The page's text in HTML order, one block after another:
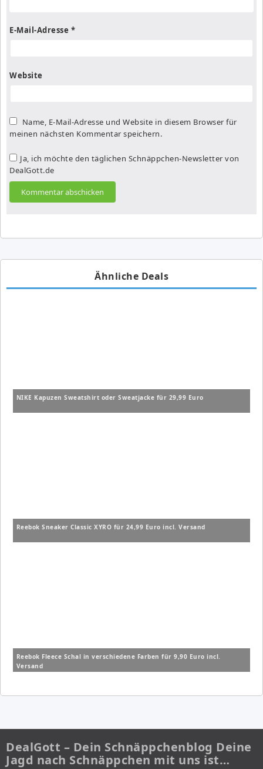
E-Mail-Adresse *
Website
Name, E-Mail-Adresse und Website in diesem Browser für
meinen nächsten Kommentar speichern.
Ja, ich möchte den täglichen Schnäppchen-Newsletter von
DealGott.de
Ähnliche Deals
NIKE Kapuzen Sweatshirt oder Sweatjacke für 29,99 Euro
Reebok Sneaker Classic XYRO für 24,99 Euro incl. Versand
Reebok Fleece Schal in verschiedene Farben für 9,90 Euro incl.
Versand
DealGott – Dein Schnäppchenblog Deine
Jagd nach Schnäppchen mit uns ist…